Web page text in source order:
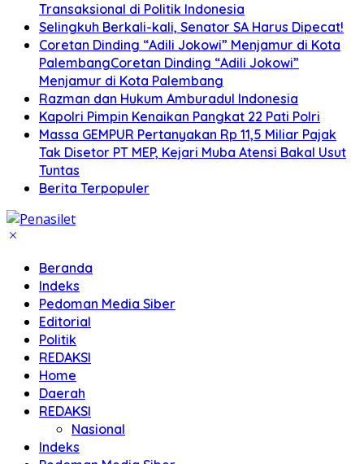
Transaksional di Politik Indonesia
Selingkuh Berkali-kali, Senator SA Harus Dipecat!
Coretan Dinding “Adili Jokowi” Menjamur di Kota
PalembangCoretan Dinding “Adili Jokowi”
Menjamur di Kota Palembang
Razman dan Hukum Amburadul Indonesia
Kapolri Pimpin Kenaikan Pangkat 22 Pati Polri
Massa GEMPUR Pertanyakan Rp 11,5 Miliar Pajak
Tak Disetor PT MEP, Kejari Muba Atensi Bakal Usut
Tuntas
Berita Terpopuler
Beranda
Indeks
Pedoman Media Siber
Editorial
Politik
REDAKSI
Home
Daerah
REDAKSI
Nasional
Indeks